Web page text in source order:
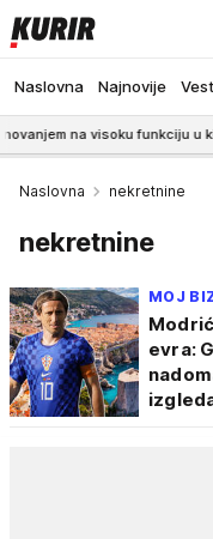
Naslovna Najnovije
na visoku funkciju u kineskoj
Naslovna nekretnine
nekretnine
MOJ
evra: